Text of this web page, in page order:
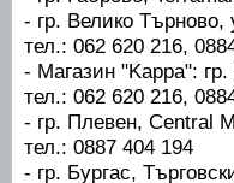
- гр. Велико
тел.: 062 620 216,
- Магазин "Kappa":
тел.: 062 620 216,
- гр. Плевен, Central
тел.: 0887 404 194
- гр. Бургас,